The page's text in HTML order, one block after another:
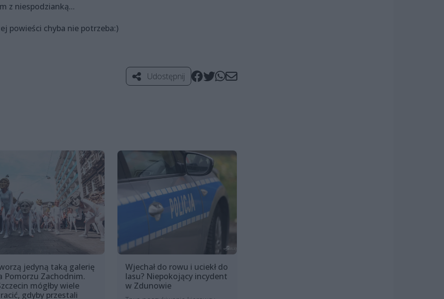
z niespodzianką...
powieści chyba nie potrzeba:)
Udostępnij
jedyną taką galerię
Pomorzu Zachodnim.
mógłby wiele
gdyby przestali
Wjechał do rowu i uciekł do
lasu? Niepokojący incydent
w Zdunowie